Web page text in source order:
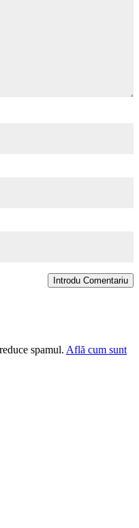
Introdu Comentariu
spamul. Află cum sunt